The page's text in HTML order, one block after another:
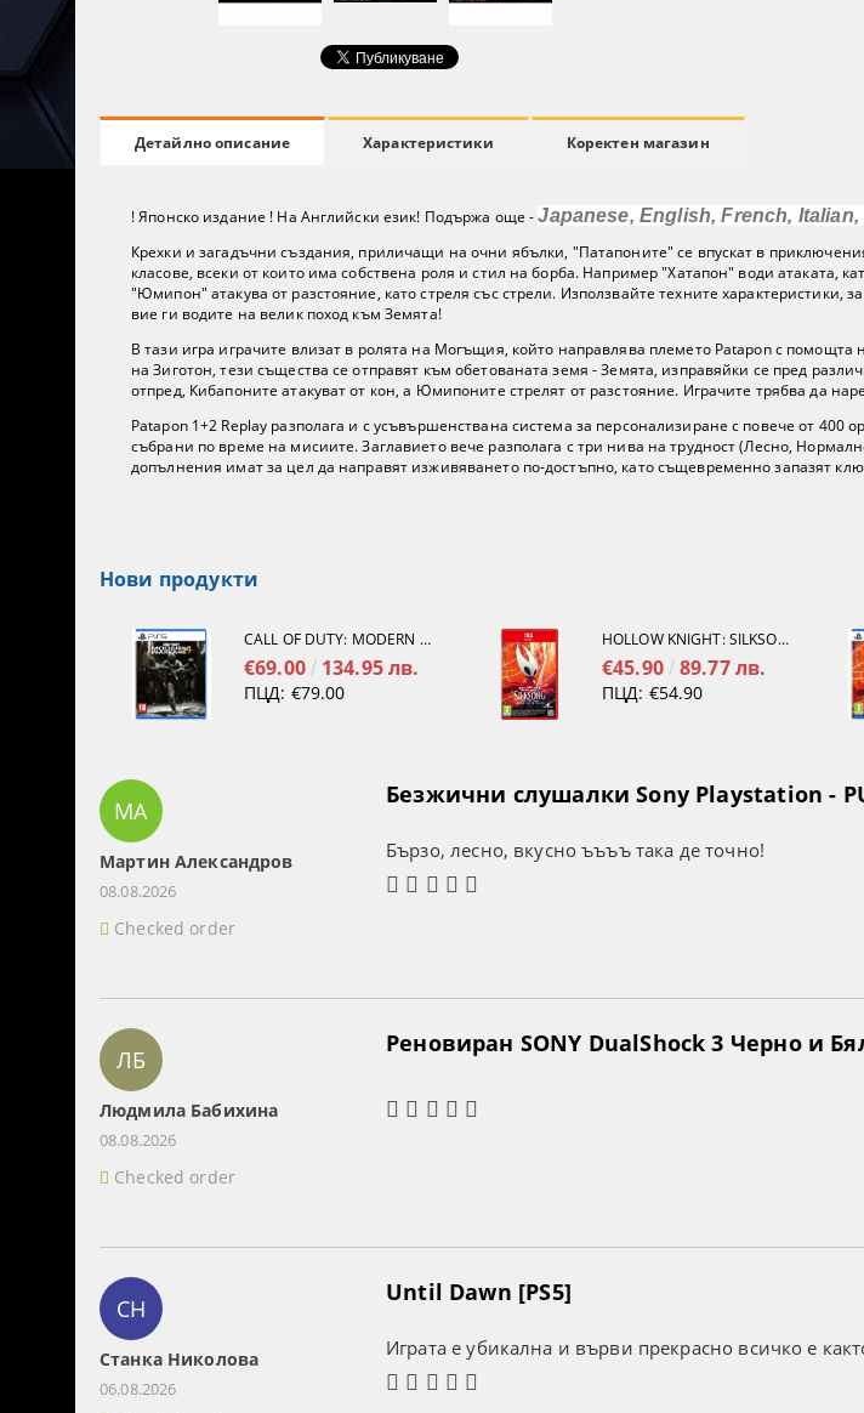
Детайлно описание Характеристики Коректен магазин
! Японско издание ! На Английски език! Подържа още -Japanese, English, French,
Крехки и загадъчни създания, приличащи на очни ябълки, "Патапоните" се впускат в
класове, всеки от които има собствена роля и стил на борба. Например "Хатапон" води
"Юмипон" атакува от разстояние, като стреля със стрели. Използвайте техните
вие ги водите на велик поход към Земята!
В тази игра играчите влизат в ролята на Могъщия, който направлява племето Patapon с
на Зиготон, тези същества се отправят към обетованата земя - Земята, изправяйки се пред
отпред, Кибапоните атакуват от кон, а Юмипоните стрелят от разстояние. Играчите трябва да
Patapon 1+2 Replay разполага и с усъвършенствана система за персонализиране с повече от
събрани по време на мисиите. Заглавието вече разполага с три нива на трудност (Лесно,
допълнения имат за цел да направят изживяването по-достъпно, като същевременно запазят
Нови продукти
CALL OF DUTY: MODERN WARFARE 4[PS5]
€69.00 134.95 лв.
ПЦД: €79.00
HOLLOW KNIGHT: SILKSONG [NINTENDO SWITCH 2]
€45.90 89.77 лв.
ПЦД: €54.90
МА
Мартин Александров
08.08.2026
Checked order
Безжични слушалки Sony Playstation -
Бързо, лесно, вкусно ъъъъ така де точно!
ЛБ
Людмила Бабихина
08.08.2026
Checked order
Реновиран SONY DualShock 3 Черно и
СН
Станка Николова
06.08.2026
Until Dawn [PS5]
Играта е убикална и върви прекрасно всичко е